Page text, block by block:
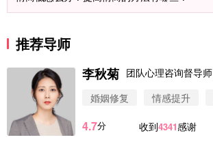
推荐导师
李秋菊 团队心理咨询督导师
婚姻修复
情感提升
4.7分 收到4341感谢